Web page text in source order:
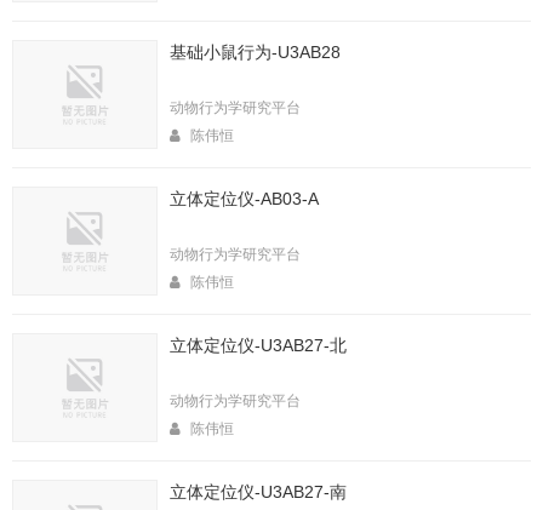
基础小鼠行为-U3AB28
动物行为学研究平台
陈伟恒
立体定位仪-AB03-A
动物行为学研究平台
陈伟恒
立体定位仪-U3AB27-北
动物行为学研究平台
陈伟恒
立体定位仪-U3AB27-南